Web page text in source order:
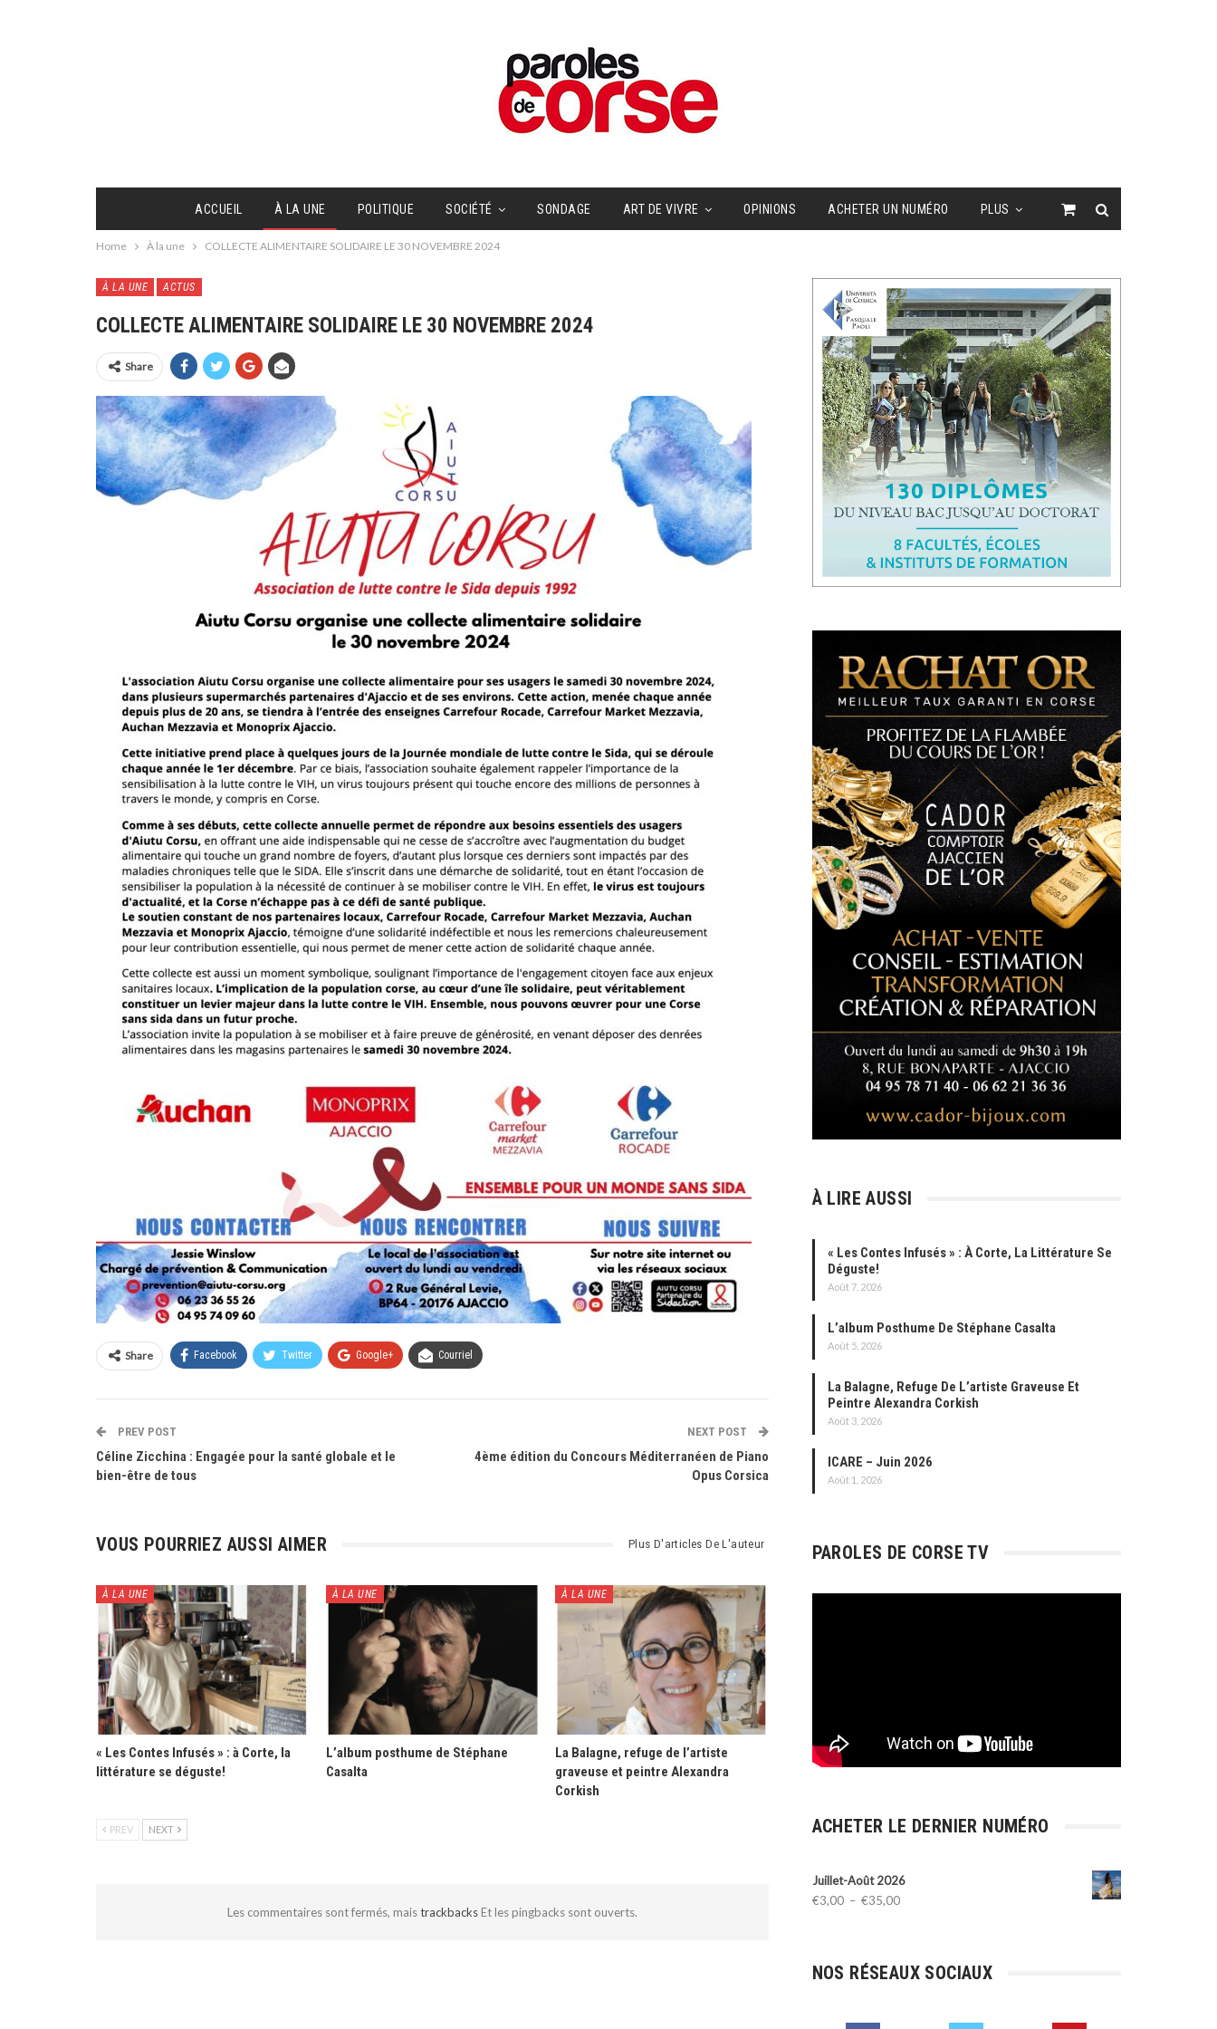
ACCUEIL À LA UNE POLITIQUE SOCIÉTÉ SONDAGE ART DE VIVRE OPINIONS ACHETER UN NUMÉRO PLUS
Home À la une COLLECTE ALIMENTAIRE SOLIDAIRE LE 30 NOVEMBRE 2024
À LA UNE ACTUS
COLLECTE ALIMENTAIRE SOLIDAIRE LE 30 NOVEMBRE 2024
Share
Share Facebook Twitter Google+ Courriel
PREV POST
Céline Zicchina : Engagée pour la santé globale et le
bien-être de tous
NEXT POST
4ème édition du Concours Méditerranéen de Piano
Opus Corsica
VOUS POURRIEZ AUSSI AIMER Plus D'articles De L'auteur
À LA UNE
« Les Contes Infusés » : à Corte, la
littérature se déguste!
À LA UNE
L’album posthume de Stéphane
Casalta
À LA UNE
La Balagne, refuge de l’artiste
graveuse et peintre Alexandra
Corkish
PREV NEXT
Les commentaires sont fermés, maistrackbacks Et les pingbacks sont ouverts.
À LIRE AUSSI
« Les Contes Infusés » : À Corte, La Littérature Se
Déguste!
Août 7, 2026
L’album Posthume De Stéphane Casalta
Août 5, 2026
La Balagne, Refuge De L’artiste Graveuse Et
Peintre Alexandra Corkish
Août 3, 2026
ICARE – Juin 2026
Août 1, 2026
PAROLES DE CORSE TV
ACHETER LE DERNIER NUMÉRO
Juillet-Août 2026
€3,00 – €35,00Plage
à
NOS RÉSEAUX SOCIAUX